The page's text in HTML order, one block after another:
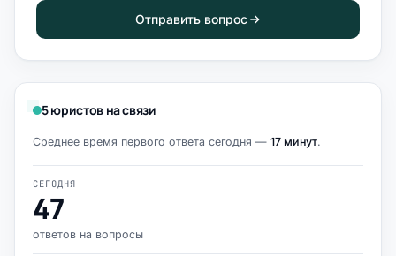
Отправить вопрос
5 юристов на связи
Среднее время первого ответа сегодня — 17 минут.
СЕГОДНЯ
47
ответов на вопросы